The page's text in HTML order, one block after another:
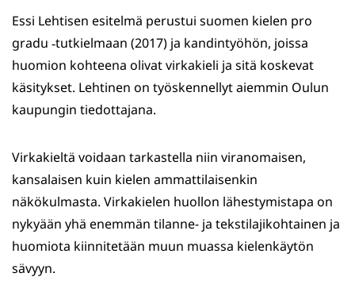
Essi Lehtisen esitelmä perustui suomen kielen pro
gradu ‑tutkielmaan (2017) ja kandintyöhön, joissa
huomion kohteena olivat virkakieli ja sitä koskevat
käsitykset. Lehtinen on työskennellyt aiemmin Oulun
kaupungin tiedottajana.
Virkakieltä voidaan tarkastella niin viranomaisen,
kansalaisen kuin kielen ammattilaisenkin
näkökulmasta. Virkakielen huollon lähestymistapa on
nykyään yhä enemmän tilanne- ja tekstilajikohtainen ja
huomiota kiinnitetään muun muassa kielenkäytön
sävyyn.